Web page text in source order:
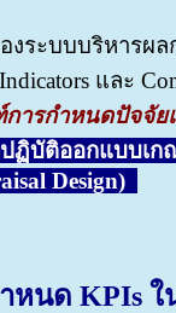
ะบบบริหารผลกา
Indicators และ
การกำหนดปัจจั
ปฏิบัติออกแบบเก
Design)
นด KPIs ใ